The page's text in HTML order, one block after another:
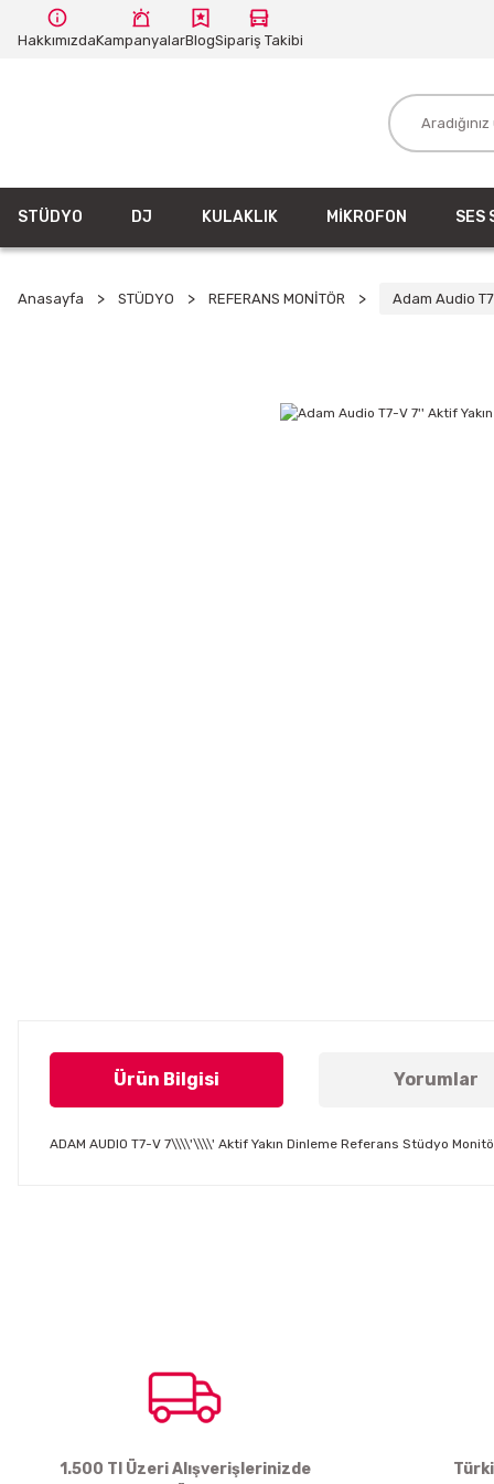
HakkımızdaKampanyalarBlogSipariş Takibi
STÜDYO DJ KULAKLIK MİKROFON SES
Anasayfa STÜDYO REFERANS MONİTÖR Adam Audio
Ürün Bilgisi Yorumlar
ADAM AUDIO T7-V 7\\\\'\\\\' Aktif Yakın Dinleme Referans Stüdyo Monitör
Bu ürüne benzer farklı alternatifler olmalı.
1.500 Tl Üzeri Alışverişlerinizde